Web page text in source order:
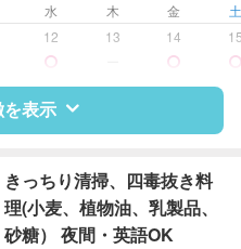
水 木 金
12 13 14
表示
きっちり清掃、四毒抜き料
理(小麦、植物油、乳製品、
砂糖） 夜間・英語OK